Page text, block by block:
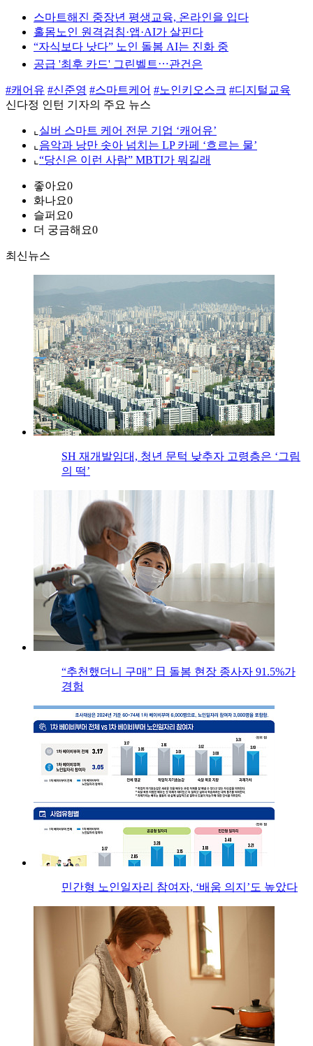
스마트해진 중장년 평생교육, 온라인을 입다
홀몸노인 원격검침·앱·AI가 살핀다
“자식보다 낫다” 노인 돌봄 AI는 진화 중
공급 '최후 카드' 그린벨트⋯관건은
#캐어유 #신준영 #스마트케어 #노인키오스크 #디지털교육
신다정 인턴 기자의 주요 뉴스
⌞ 실버 스마트 케어 전문 기업 ‘캐어유’
⌞ 음악과 낭만 솟아 넘치는 LP 카페 ‘흐르는 물’
⌞ “당신은 이런 사람” MBTI가 뭐길래
좋아요0
화나요0
슬퍼요0
더 궁금해요0
최신뉴스
SH 재개발임대, 청년 문턱 낮추자 고령층은 ‘그림
의 떡’
“추천했더니 구매” 日 돌봄 현장 종사자 91.5%가
경험
민간형 노인일자리 참여자, ‘배움 의지’도 높았다